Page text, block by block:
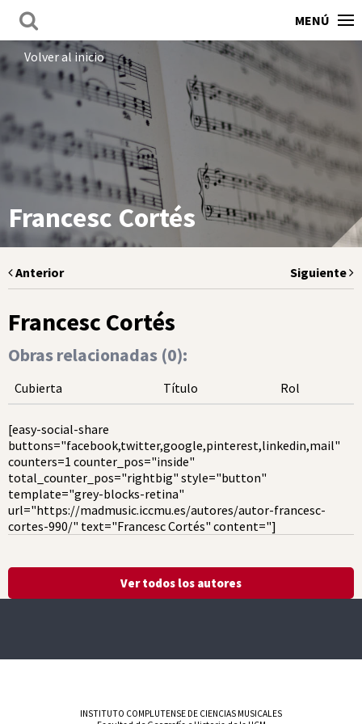
MENÚ
Volver al inicio
Francesc Cortés
Anterior Siguiente
Francesc Cortés
Obras relacionadas (0):
Cubierta Título Rol
[easy-social-share
buttons="facebook,twitter,google,pinterest,linkedin,mail"
counters=1 counter_pos="inside"
total_counter_pos="rightbig" style="button"
template="grey-blocks-retina"
url="https://madmusic.iccmu.es/autores/autor-francesc-
cortes-990/" text="Francesc Cortés" content="]
Ver todos los autores
INSTITUTO COMPLUTENSE DE CIENCIAS MUSICALES